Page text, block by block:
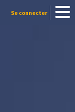
Se connecter